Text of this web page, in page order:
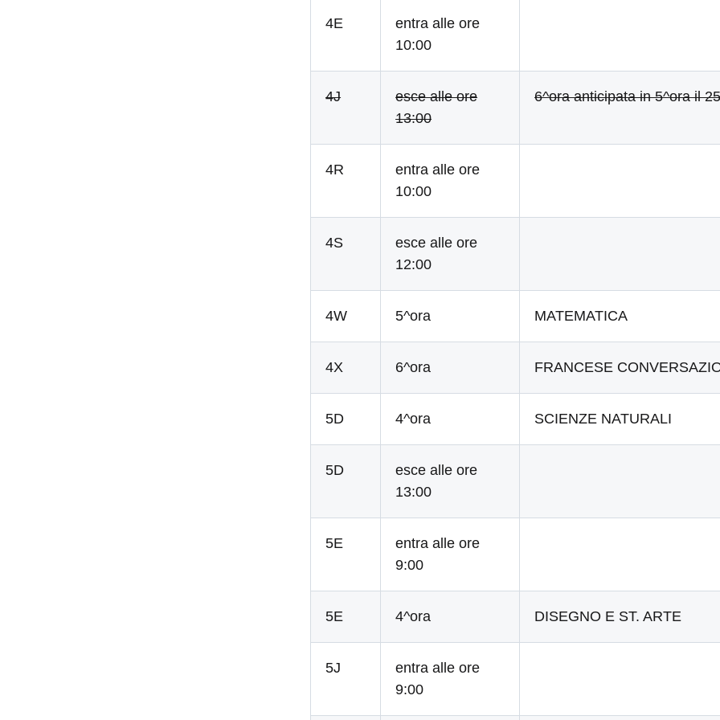
4E
entra alle ore
10:00
4J
esce alle ore
13:00
6^ora anticipata in 5^ora il
4R
entra alle ore
10:00
4S
esce alle ore
12:00
4W 5^ora MATEMATICA
4X 6^ora FRANCESE
5D 4^ora SCIENZE NATURALI
5D
esce alle ore
13:00
5E
entra alle ore
9:00
5E 4^ora DISEGNO E ST. ARTE
5J
entra alle ore
9:00